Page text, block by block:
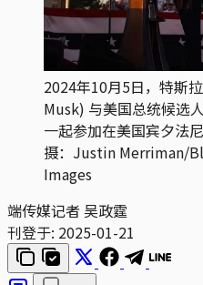
2024年10月5日，特斯
Musk) 与美国总统候选
一起参加在美国宾夕法
摄：Justin Merriman/
Images
端传媒记者 吴政霆
刊登于: 2025-01-21